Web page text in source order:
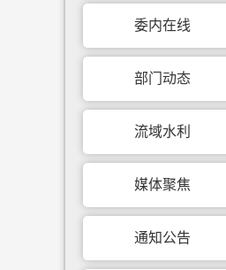
委内在线
部门动态
流域水利
媒体聚焦
通知公告